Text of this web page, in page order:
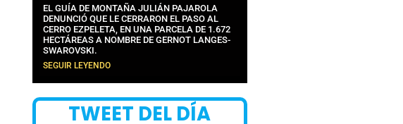
EL GUÍA DE MONTAÑA JULIÁN PAJAROLA
DENUNCIÓ QUE LE CERRARON EL PASO AL
CERRO EZPELETA, EN UNA PARCELA DE 1.672
HECTÁREAS A NOMBRE DE GERNOT LANGES-
SWAROVSKI.
SEGUIR LEYENDO
TWEET DEL DÍA